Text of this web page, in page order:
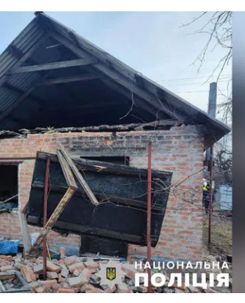
ВНАСЛІДОК ПОРАНЕНЬ,
ПОМЕР ВОЇН ЮРІЙ ВОЙТИК
25 листопада 2025